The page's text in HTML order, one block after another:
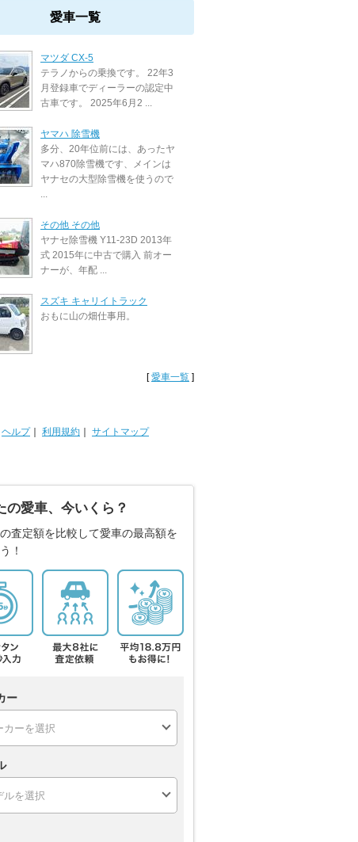
愛車一覧
マツダ CX-5
テラノからの乗換です。 22年3
月登録車でディーラーの認定中
古車です。 2025年6月2 ...
ヤマハ 除雪機
多分、20年位前には、あったヤ
マハ870除雪機です、メインは
ヤナセの大型除雪機を使うので
...
その他 その他
ヤナセ除雪機 Y11-23D 2013年
式 2015年に中古で購入 前オー
ナーが、年配 ...
スズキ キャリイトラック
おもに山の畑仕事用。
[愛車一覧 ]
ヘルプ｜ 利用規約 サイトマップ
の愛車、今いくら？
査定額を比較して愛車の最高額を
！
ー